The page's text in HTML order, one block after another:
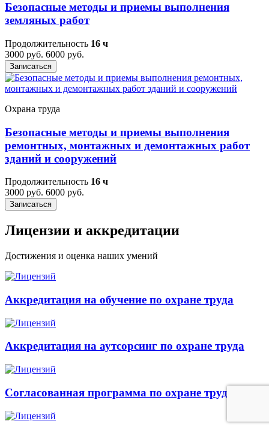
Безопасные методы и приемы выполнения
земляных работ
Продолжительность 16 ч
3000 руб. 6000 руб.
Записаться
Охрана труда
Безопасные методы и приемы выполнения
ремонтных, монтажных и демонтажных работ
зданий и сооружений
Продолжительность 16 ч
3000 руб. 6000 руб.
Записаться
Лицензии и аккредитации
Достижения и оценка наших умений
Аккредитация на обучение по охране труда
Аккредитация на аутсорсинг по охране труда
Согласованная программа по охране труда